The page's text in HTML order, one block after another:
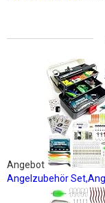
Angebot
Angelzubehör